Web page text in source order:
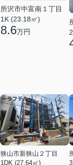
所沢市中富南１丁目
1K (23.18㎡)
8.6万円
狭山市新狭山２丁目
1DK (27.64㎡)